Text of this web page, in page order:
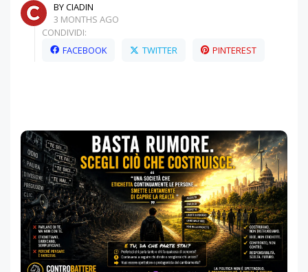
BY CIADIN
3 MONTHS AGO
CONDIVIDI:
FACEBOOK
TWITTER PINTEREST